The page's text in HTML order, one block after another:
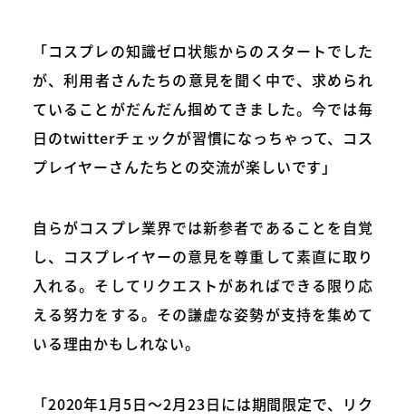
「コスプレの知識ゼロ状態からのスタートでした
が、利用者さんたちの意見を聞く中で、求められ
ていることがだんだん掴めてきました。今では毎
日のtwitterチェックが習慣になっちゃって、コス
プレイヤーさんたちとの交流が楽しいです」
自らがコスプレ業界では新参者であることを自覚
し、コスプレイヤーの意見を尊重して素直に取り
入れる。そしてリクエストがあればできる限り応
える努力をする。その謙虚な姿勢が支持を集めて
いる理由かもしれない。
「2020年1月5日～2月23日には期間限定で、リク